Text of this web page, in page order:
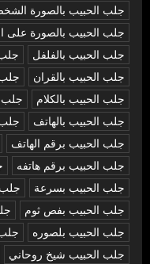
جلب الحبيب بالصورة
جلب الحبيب بالصورة على
جلب الحبيب بالفلفل
جلب الحبيب بالقران
جلب الحبيب بالكلام
جلب
جلب الحبيب بالهاتف
جلب الحبيب برقم الهاتف
جلب الحبيب برقم هاتفه
جلب الحبيب بسرعة
جلب الحبيب بفص ثوم
جلب الحبيب بلصوره
جلب الحبيب شيخ روحاني